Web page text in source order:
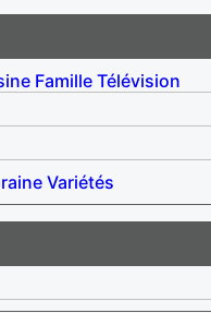
Famille Télévision
Variétés